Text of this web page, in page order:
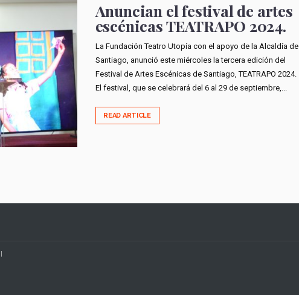
Anuncian el festival de artes
escénicas TEATRAPO 2024.
La Fundación Teatro Utopía con el apoyo de la Alcaldía de
Santiago, anunció este miércoles la tercera edición del
Festival de Artes Escénicas de Santiago, TEATRAPO 2024.
El festival, que se celebrará del 6 al 29 de septiembre,...
READ ARTICLE